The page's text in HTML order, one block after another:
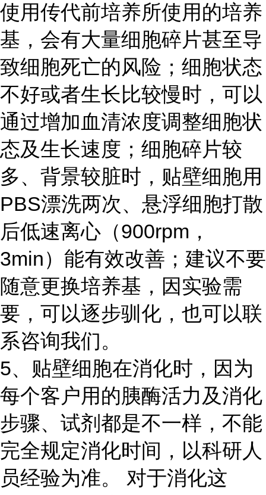
使用传代前培养所使用的培养
基，会有大量细胞碎片甚至导
致细胞死亡的风险；细胞状态
不好或者生长比较慢时，可以
通过增加血清浓度调整细胞状
态及生长速度；细胞碎片较
多、背景较脏时，贴壁细胞用
PBS漂洗两次、悬浮细胞打散
后低速离心（900rpm，
3min）能有效改善；建议不要
随意更换培养基，因实验需
要，可以逐步驯化，也可以联
系咨询我们。
5、贴壁细胞在消化时，因为
每个客户用的胰酶活力及消化
步骤、试剂都是不一样，不能
完全规定消化时间，以科研人
员经验为准。 对于消化这